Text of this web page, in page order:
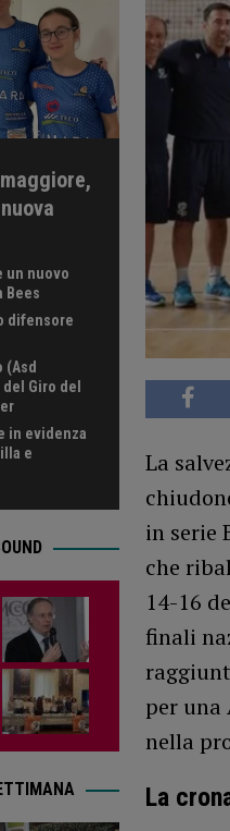
La
in serie
che
14-16
finali
per una
nella
La
un nuovo
Bees
difensore
(Asd
Giro del
in evidenza
e